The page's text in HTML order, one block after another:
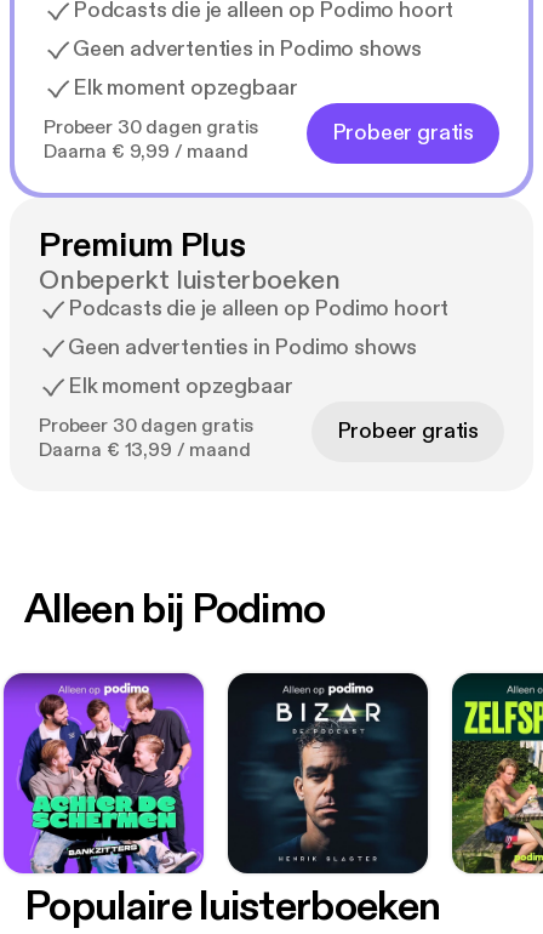
Podcasts die je alleen op Podimo hoort
Geen advertenties in Podimo shows
Elk moment opzegbaar
Probeer 30 dagen gratis
Daarna € 9,99 / maand
Probeer gratis
Premium Plus
Onbeperkt luisterboeken
Podcasts die je alleen op Podimo hoort
Geen advertenties in Podimo shows
Elk moment opzegbaar
Probeer 30 dagen gratis
Daarna € 13,99 / maand
Probeer gratis
Alleen bij Podimo
Populaire luisterboeken